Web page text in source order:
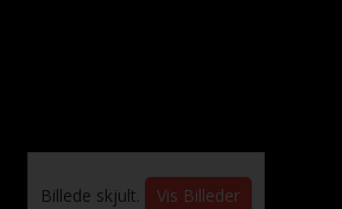
Billede skjult. Vis Billeder